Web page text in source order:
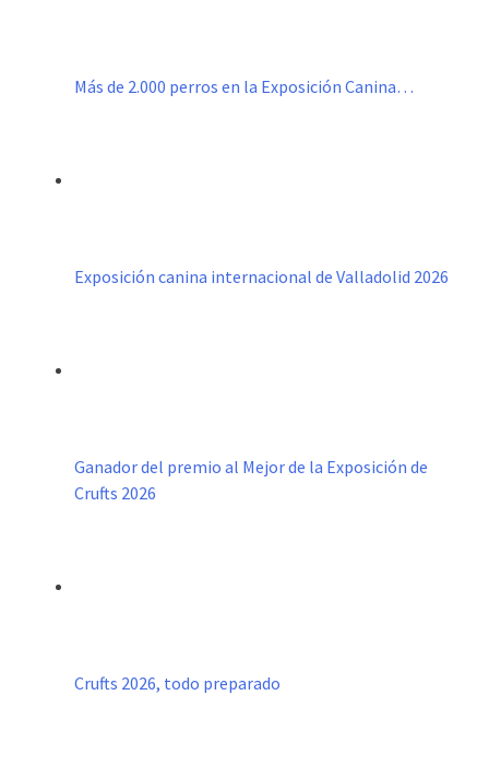
Más de 2.000 perros en la Exposición Canina…
Exposición canina internacional de Valladolid 2026
Ganador del premio al Mejor de la Exposición de
Crufts 2026
Crufts 2026, todo preparado